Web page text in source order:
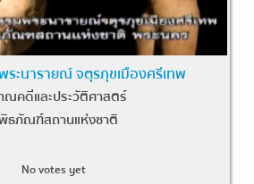
ระนารายณ์ จตุรภุขเมืองศรีเทพ
ณคดีและประวัติศาสตร์
ธภัณฑ์สถานแห่งชาติ
No votes yet